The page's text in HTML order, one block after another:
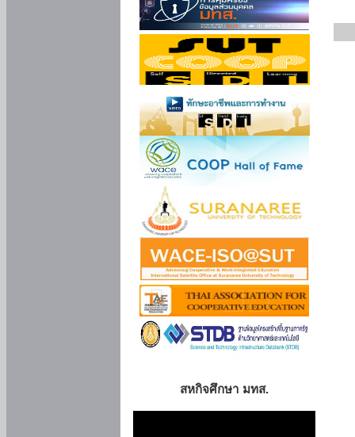
สหกิจศึกษา มทส.